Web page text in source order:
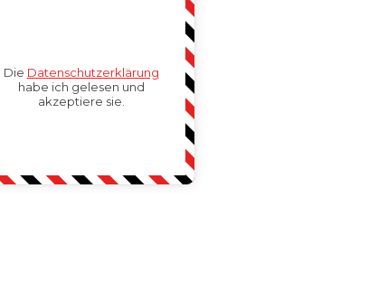
Die Datenschutzerklärung
habe ich gelesen und
akzeptiere sie.